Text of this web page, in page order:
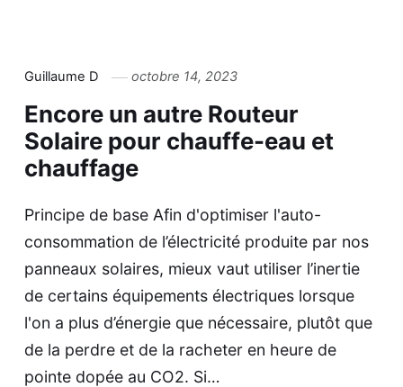
Guillaume D octobre 14, 2023
Encore un autre Routeur
Solaire pour chauffe-eau et
chauffage
Principe de base Afin d'optimiser l'auto-
consommation de l’électricité produite par nos
panneaux solaires, mieux vaut utiliser l’inertie
de certains équipements électriques lorsque
l'on a plus d’énergie que nécessaire, plutôt que
de la perdre et de la racheter en heure de
pointe dopée au CO2. Si…